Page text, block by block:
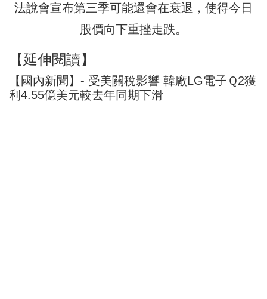
法說會宣布第三季可能還會在衰退，使得今日
股價向下重挫走跌。
【延伸閱讀】
【國內新聞】- 受美關稅影響 韓廠LG電子Ｑ2獲
利4.55億美元較去年同期下滑